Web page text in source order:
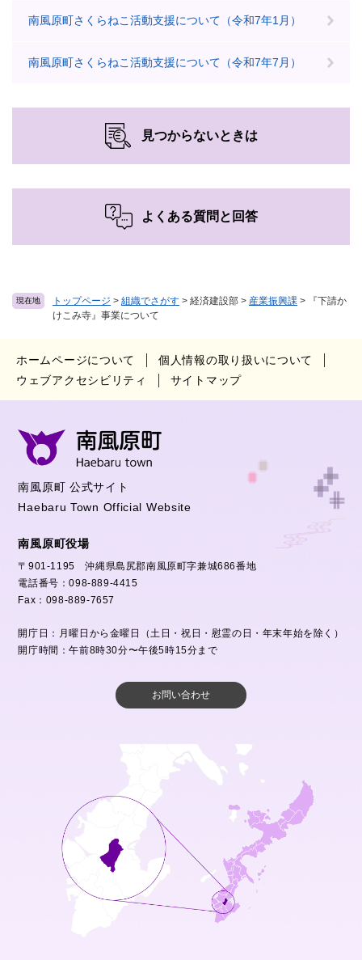
現在地 トップページ > 組織でさがす > 経済建設部 > 産業振興課 >
『下請か
けこみ寺』事業について
南風原町さくらねこ活動支援について（令和7年1月）
南風原町さくらねこ活動支援について（令和7年7月）
見つからないときは
よくある質問と回答
ホームページについて
個人情報の取り扱いについて
ウェブアクセシビリティ
サイトマップ
南風原町 公式サイト
Haebaru Town Official Website
南風原町役場
〒901-1195 沖縄県島尻郡南風原町字兼城686番地
電話番号：098-889-4415
Fax：098-889-7657
開庁日：月曜日から金曜日（土日・祝日・慰霊の日・年末年始を除く）
開庁時間：午前8時30分〜午後5時15分まで
お問い合わせ